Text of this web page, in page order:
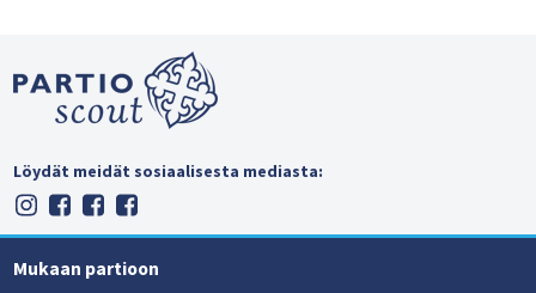
Löydät meidät sosiaalisesta mediasta:
Mukaan partioon